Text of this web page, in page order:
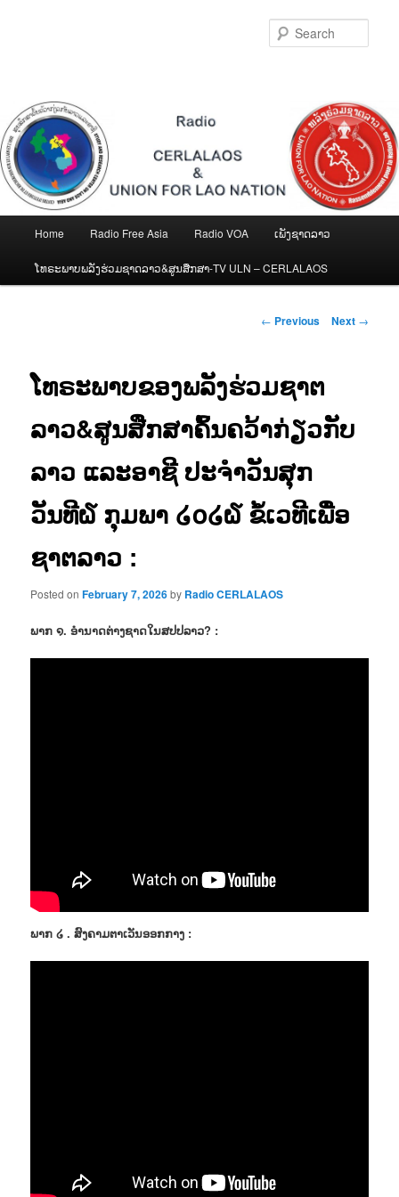
Home Radio Free Asia Radio VOA ເພັງຊາດລາວ
ໂທຣະພາບພລັງຮ່ວມຊາດລາວ&ສູນສືກສາ-TV ULN – CERLALAOS
Post
← Previous Next →
ໂທຣະພາບຂອງພລັງຮ່ວມຊາຕ
ລາວ&ສູນສືກສາຄົ້ນຄວ້າກ່ຽວກັບ
ລາວ ແລະອາຊີ ປະຈຳວັນສຸກ
ວັນທີ໖ ກຸມພາ ໒໐໒໖ ຂໍ້ເວທີເພື່ອ
ຊາຕລາວ :
Posted onFebruary 7, 2026by Radio CERLALAOS
ພາກ ໑. ອຳນາດຕ່າງຊາດໃນສປປລາວ? :
ພາກ ໒ . ສົງຄາມຕາເວັນອອກກາງ :